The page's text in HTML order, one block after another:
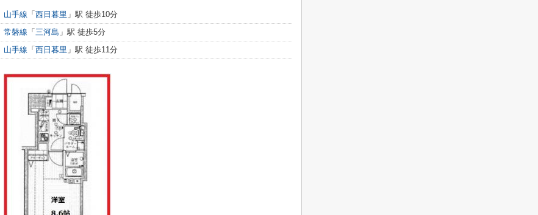
山手線 「西日暮里 」駅 徒歩10分
常磐線 「三河島 」駅 徒歩5分
山手線 「西日暮里 」駅 徒歩11分